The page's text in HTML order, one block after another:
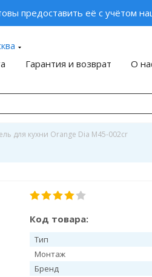
предоставить её с учётом
Гарантия и возврат О
для кухни Orange Dia M45-002cr
Код товара:
Тип
Монтаж
Бренд